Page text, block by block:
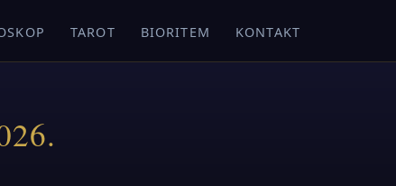
TAROT BIORITEM KONTAKT